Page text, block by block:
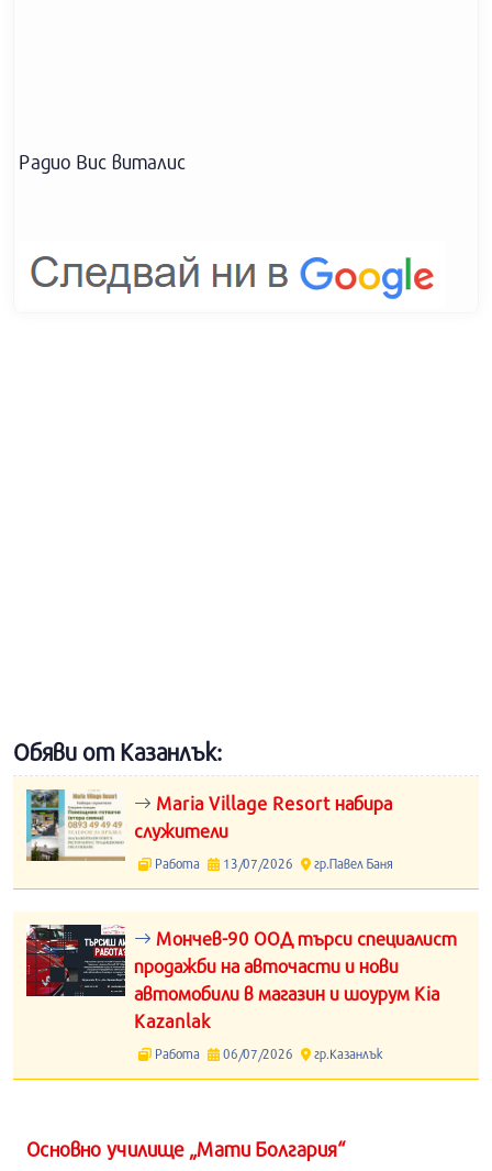
Радио Вис виталис
Обяви от Казанлък:
Maria Village Resort набира
служители
Работа 13/07/2026 гр.Павел Баня
Мончев-90 ООД търси специалист
продажби на авточасти и нови
автомобили в магазин и шоурум Kia
Kazanlak
Работа 06/07/2026 гр.Казанлък
Основно училище „Мати Болгария“